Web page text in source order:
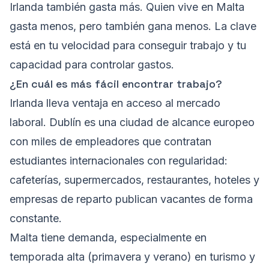
Irlanda también gasta más. Quien vive en Malta
gasta menos, pero también gana menos. La clave
está en tu velocidad para conseguir trabajo y tu
capacidad para controlar gastos.
¿En cuál es más fácil encontrar trabajo?
Irlanda lleva ventaja en acceso al mercado
laboral. Dublín es una ciudad de alcance europeo
con miles de empleadores que contratan
estudiantes internacionales con regularidad:
cafeterías, supermercados, restaurantes, hoteles y
empresas de reparto publican vacantes de forma
constante.
Malta tiene demanda, especialmente en
temporada alta (primavera y verano) en turismo y